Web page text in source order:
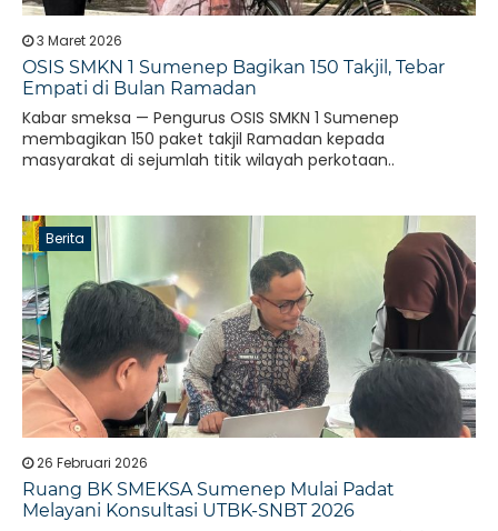
3 Maret 2026
OSIS SMKN 1 Sumenep Bagikan 150 Takjil, Tebar
Empati di Bulan Ramadan
Kabar smeksa — Pengurus OSIS SMKN 1 Sumenep
membagikan 150 paket takjil Ramadan kepada
masyarakat di sejumlah titik wilayah perkotaan..
Berita
26 Februari 2026
Ruang BK SMEKSA Sumenep Mulai Padat
Melayani Konsultasi UTBK-SNBT 2026